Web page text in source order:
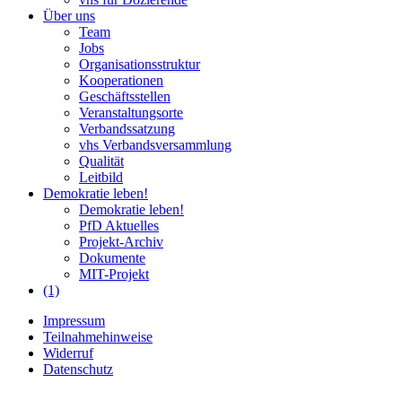
Über uns
Team
Jobs
Organisationsstruktur
Kooperationen
Geschäftsstellen
Veranstaltungsorte
Verbandssatzung
vhs Verbandsversammlung
Qualität
Leitbild
Demokratie leben!
Demokratie leben!
PfD Aktuelles
Projekt-Archiv
Dokumente
MIT-Projekt
(1)
Impressum
Teilnahmehinweise
Widerruf
Datenschutz